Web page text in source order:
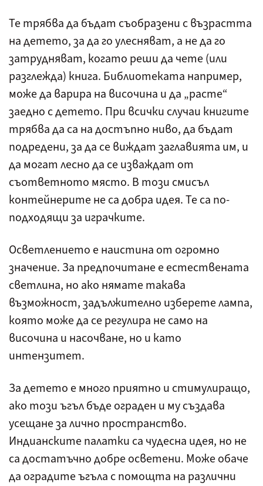
Те трябва да бъдат съобразени с възрастта
на детето, за да го улесняват, а не да го
затрудняват, когато реши да чете (или
разглежда) книга. Библиотеката например,
може да варира на височина и да „расте“
заедно с детето. При всички случаи книгите
трябва да са на достъпно ниво, да бъдат
подредени, за да се виждат заглавията им, и
да могат лесно да се изваждат от
съответното място. В този смисъл
контейнерите не са добра идея. Те са по-
подходящи за играчките.
Осветлението е наистина от огромно
значение. За предпочитане е естествената
светлина, но ако нямате такава
възможност, задължително изберете лампа,
която може да се регулира не само на
височина и насочване, но и като
интензитет.
За детето е много приятно и стимулиращо,
ако този ъгъл бъде ограден и му създава
усещане за лично пространство.
Индианските палатки са чудесна идея, но не
са достатъчно добре осветени. Може обаче
да оградите ъгъла с помощта на различни